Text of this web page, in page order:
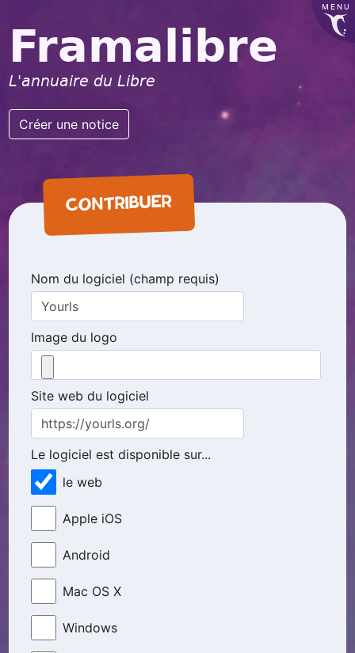
MENU
Framalibre
L'annuaire du Libre
Créer une notice
CONTRIBUER
Nom du logiciel (champ requis)
Image du logo
Site web du logiciel
Le logiciel est disponible sur...
le web
Apple iOS
Android
Mac OS X
Windows